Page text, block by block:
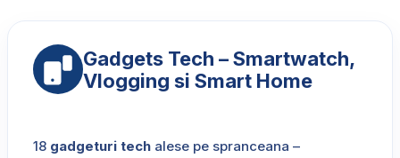
Gadgets Tech – Smartwatch,
Vlogging si Smart Home
18 gadgeturi tech alese pe spranceana –